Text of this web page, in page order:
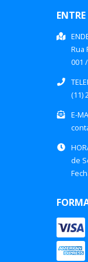
Rua
001 /
(11)
E-
de